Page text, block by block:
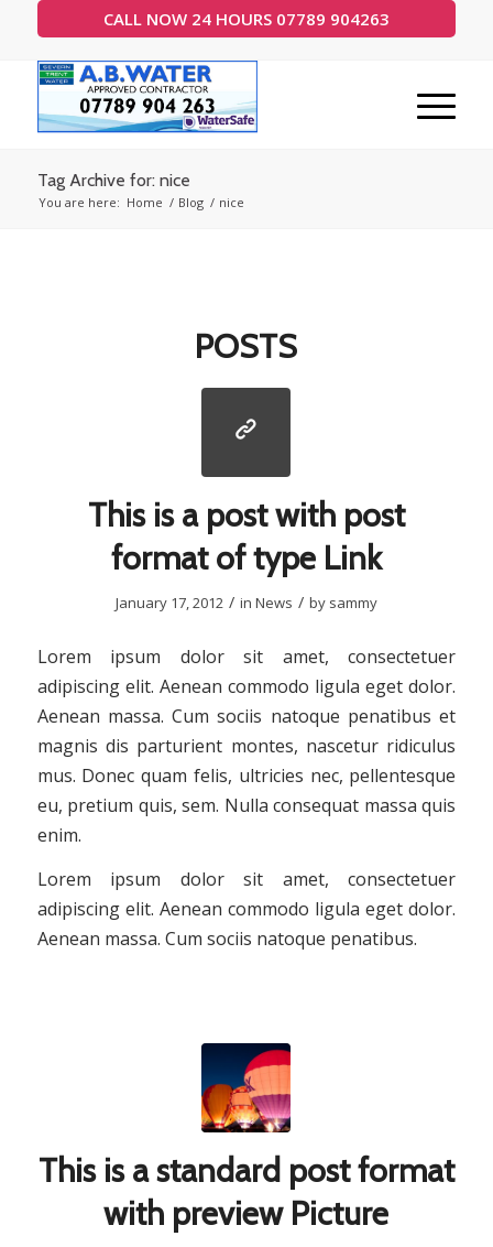
CALL NOW 24 HOURS 07789 904263
Tag Archive for: nice
You are here: Home / Blog / nice
POSTS
This is a post with post
format of type Link
January 17, 2012 / in News / by sammy
Lorem ipsum dolor sit amet, consectetuer
adipiscing elit. Aenean commodo ligula eget dolor.
Aenean massa. Cum sociis natoque penatibus et
magnis dis parturient montes, nascetur ridiculus
mus. Donec quam felis, ultricies nec, pellentesque
eu, pretium quis, sem. Nulla consequat massa quis
enim.
Lorem ipsum dolor sit amet, consectetuer
adipiscing elit. Aenean commodo ligula eget dolor.
Aenean massa. Cum sociis natoque penatibus.
This is a standard post format
with preview Picture